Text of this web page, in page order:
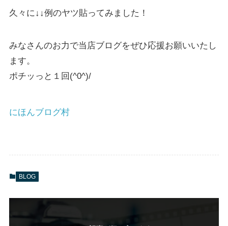
久々に↓↓例のヤツ貼ってみました！
みなさんのお力で当店ブログをぜひ応援お願いいたし
ます。
ポチッっと１回(^0^)/
にほんブログ村
BLOG